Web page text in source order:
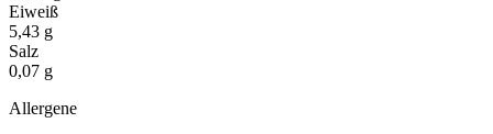
Eiweiß
5,43 g
Salz
0,07 g
Allergene